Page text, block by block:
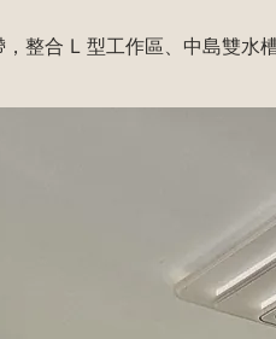
整合 L 型工作區、中島雙水